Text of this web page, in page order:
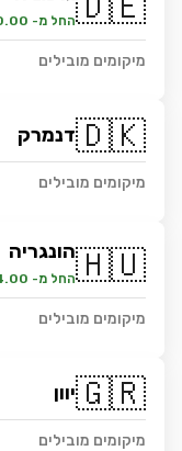
החל מ- $40.00 ליום
מיקומים מובילים
🇩🇰דנמרק
מיקומים מובילים
🇭🇺הונגריה
החל מ- $34.00 ליום
מיקומים מובילים
🇬🇷יוון
מיקומים מובילים